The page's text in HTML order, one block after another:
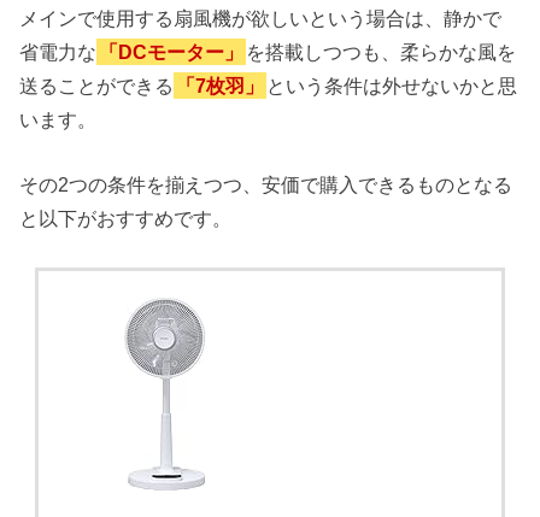
メインで使用する扇風機が欲しいという場合は、静かで
省電力な
「DCモーター」
を搭載しつつも、柔らかな風を
送ることができる
「7枚羽」
という条件は外せないかと思
います。
その2つの条件を揃えつつ、安価で購入できるものとなる
と以下がおすすめです。